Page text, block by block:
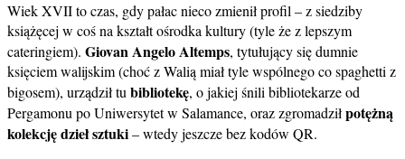
Wiek XVII to czas, gdy pałac nieco zmienił profil – z siedziby
książęcej w coś na kształt ośrodka kultury (tyle że z lepszym
cateringiem). Giovan Angelo Altemps, tytułujący się dumnie
księciem walijskim (choć z Walią miał tyle wspólnego co spaghetti z
bigosem), urządził tubibliotekę, o jakiej śnili bibliotekarze od
Pergamonu po Uniwersytet w Salamance, oraz zgromadziłpotężną
kolekcję dzieł sztuki– wtedy jeszcze bez kodów QR.